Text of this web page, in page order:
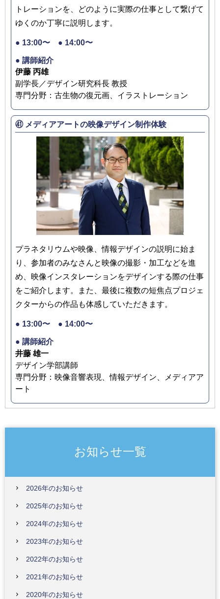
トレーションを、どのように実際の仕事として繋げて
ゆくのか丁寧に説明します。
● 13:00〜 ● 14:00〜
● 講師紹介
伊藤 丙雄
副学長／デザイン研究科長 教授
専門分野：古生物の復元画、イラストレーション
㊶ メディアアートの映像デザイン制作体験
プラネタリウムや映像、情報デザインの説明に始ま
り、参加者のみなさんと映像の撮影・加工などを進
め、映像インスタレーションをデザインする際の仕事
をご紹介します。また、最後に複数の短焦点プロジェ
クターからの作品も体感していただきます。
● 13:00〜 ● 14:00〜
● 講師紹介
井藤 雄一
デザイン学部講師
専門分野：映像音響表現、情報デザイン、メディアア
ート
お知らせ一覧
2026年のお知らせ
2025年のお知らせ
2024年のお知らせ
2023年のお知らせ
2022年のお知らせ
2021年のお知らせ
2020年のお知らせ